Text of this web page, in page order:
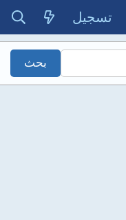
تسجيل